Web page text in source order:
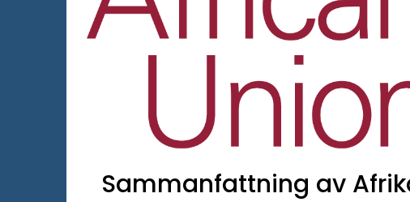
Sammanfattning av